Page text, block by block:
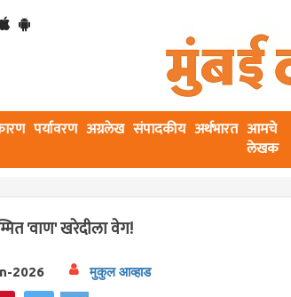
पर्यावरण अग्रलेख संपादकीय अर्थभारत आमचे
लेखक
'वाण' खरेदीला वेग!
2026 मुकुल आव्हाड